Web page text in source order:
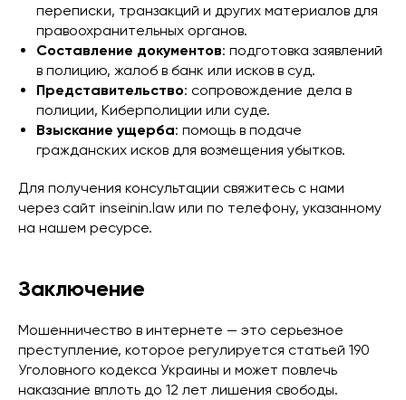
переписки, транзакций и других материалов для
правоохранительных органов.
Составление документов: подготовка заявлений
в полицию, жалоб в банк или исков в суд.
Представительство: сопровождение дела в
полиции, Киберполиции или суде.
Взыскание ущерба: помощь в подаче
гражданских исков для возмещения убытков.
Для получения консультации свяжитесь с нами
через сайт inseinin.law или по телефону, указанному
на нашем ресурсе.
Заключение
Мошенничество в интернете — это серьезное
преступление, которое регулируется статьей 190
Уголовного кодекса Украины и может повлечь
наказание вплоть до 12 лет лишения свободы.